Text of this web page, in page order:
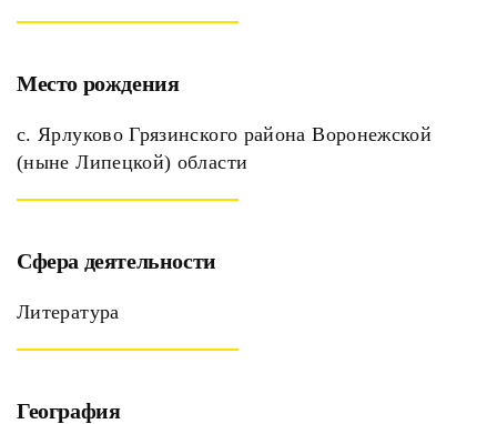
Место рождения
с. Ярлуково Грязинского района Воронежской
(ныне Липецкой) области
Сфера деятельности
Литература
География